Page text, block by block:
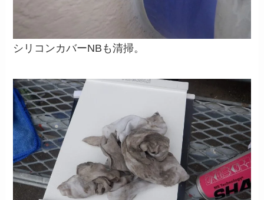
シリコンカバーNBも清掃。